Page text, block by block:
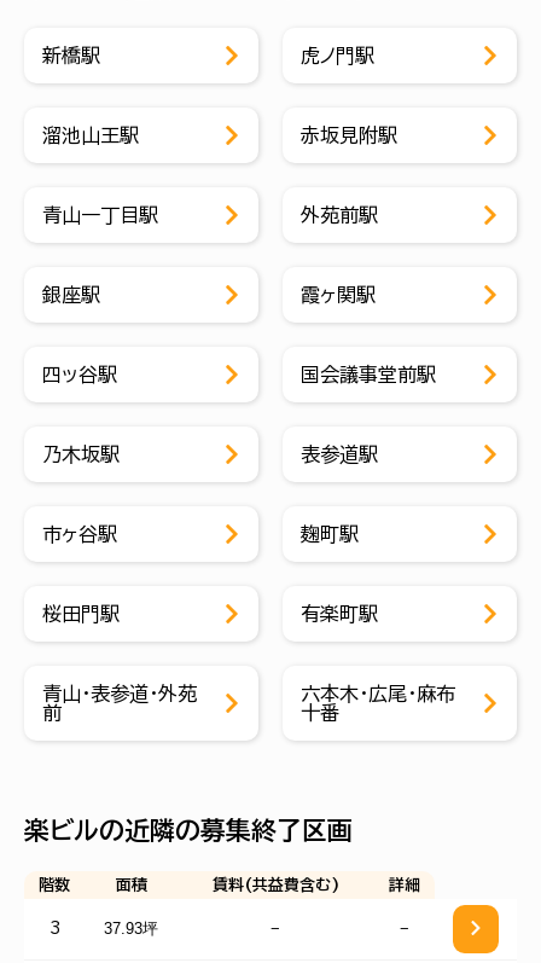
新橋駅 虎ノ門駅
溜池山王駅 赤坂見附駅
青山一丁目駅 外苑前駅
銀座駅 霞ヶ関駅
四ッ谷駅 国会議事堂前駅
乃木坂駅 表参道駅
市ヶ谷駅 麹町駅
桜田門駅 有楽町駅
青山・表参道・外苑
前
六本木・広尾・麻布
十番
楽ビルの近隣の募集終了区画
階数 面積 賃料(共益費含む) 詳細
3 37.93坪 − −